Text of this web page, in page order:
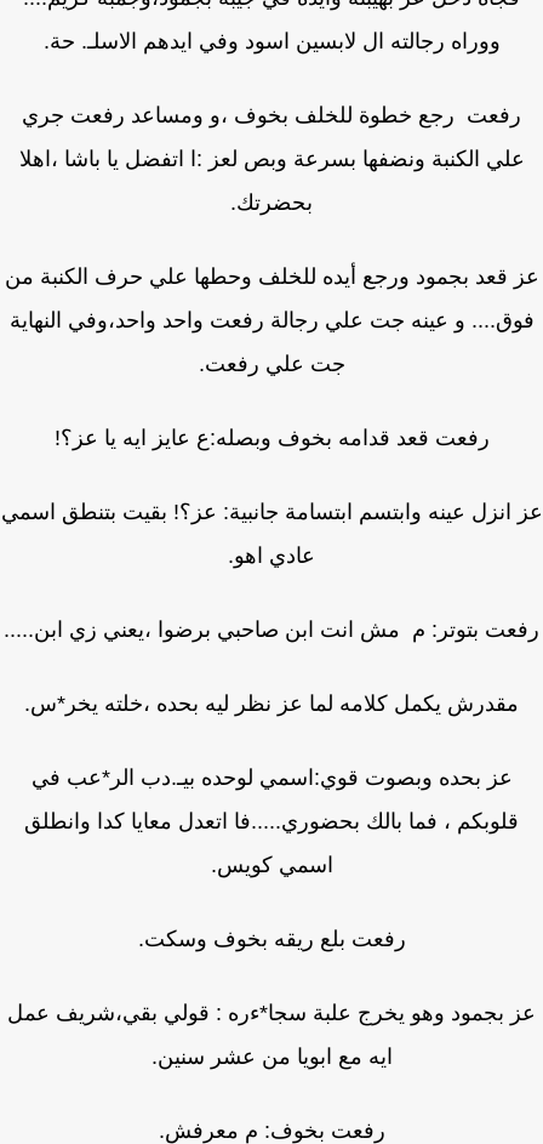
ووراه رجالته ال لابسين اسود وفي ايدهم الاسلـ. حة.
رفعت رجع خطوة للخلف بخوف ،و ومساعد رفعت جري
الكنبة ونضفها بسرعة وبص لعز :ا اتفضل يا باشا ،اهلا
بحضرتك.
قعد بجمود ورجع أيده للخلف وحطها علي حرف الكنبة من
و عينه جت علي رجالة رفعت واحد واحد،وفي النهاية
جت علي رفعت.
رفعت قعد قدامه بخوف وبصله:ع عايز ايه يا عز؟!
انزل عينه وابتسم ابتسامة جانبية: عز؟! بقيت بتنطق اسمي
عادي اهو.
بتوتر: م مش انت ابن صاحبي برضوا ،يعني زي ابن.....
مقدرش يكمل كلامه لما عز نظر ليه بحده ،خلته يخر*س.
عز بحده وبصوت قوي:اسمي لوحده بيـ.دب الر*عب في
قلوبكم ، فما بالك بحضوري.....فا اتعدل معايا كدا وانطلق
اسمي كويس.
رفعت بلع ريقه بخوف وسكت.
بجمود وهو يخرج علبة سجا*ءره : قولي بقي،شريف عمل
ايه مع ابويا من عشر سنين.
رفعت بخوف: م معرفش.